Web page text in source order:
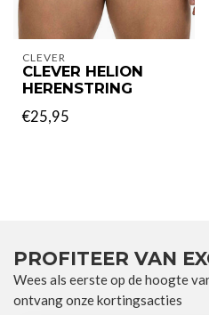
CLEVER
CLEVER HELION
HERENSTRING
€25,95
PROFITEER VAN
Wees als eerste op de hoogte
ontvang onze kortingsacties